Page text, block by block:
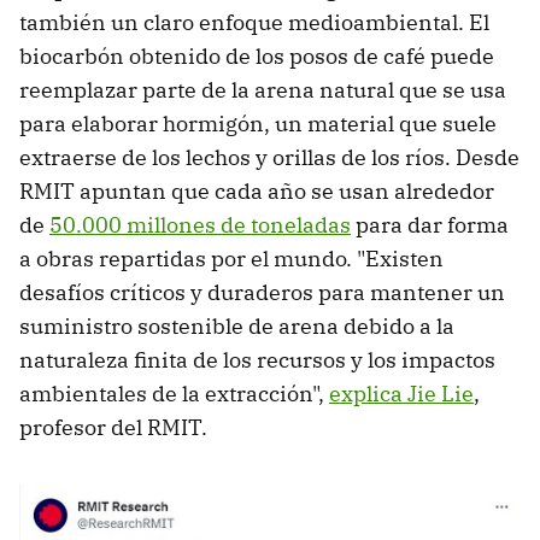
también un claro enfoque medioambiental. El
biocarbón obtenido de los posos de café puede
reemplazar parte de la arena natural que se usa
para elaborar hormigón, un material que suele
extraerse de los lechos y orillas de los ríos. Desde
RMIT apuntan que cada año se usan alrededor
de 50.000 millones de toneladas para dar forma
a obras repartidas por el mundo. "Existen
desafíos críticos y duraderos para mantener un
suministro sostenible de arena debido a la
naturaleza finita de los recursos y los impactos
ambientales de la extracción", explica Jie Lie,
profesor del RMIT.